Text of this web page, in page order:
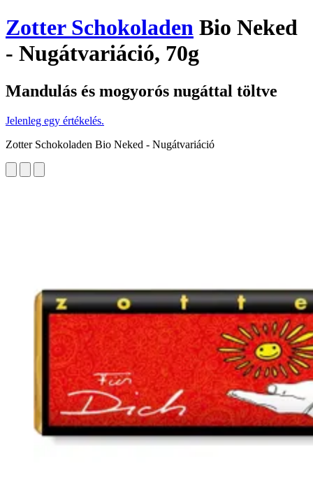
Zotter Schokoladen Bio Neked
- Nugátvariáció, 70g
Mandulás és mogyorós nugáttal töltve
Jelenleg egy értékelés.
Zotter Schokoladen Bio Neked - Nugátvariáció